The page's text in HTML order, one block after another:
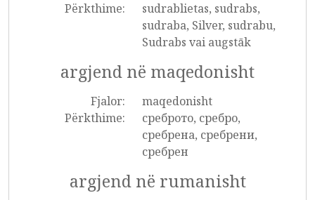
Përkthime:
sudrablietas, sudrabs,
sudraba, Silver, sudrabu,
Sudrabs vai augstāk
argjend në maqedonisht
Fjalor:
maqedonisht
Përkthime:
среброто, сребро,
сребрена, сребрени,
сребрен
argjend në rumanisht